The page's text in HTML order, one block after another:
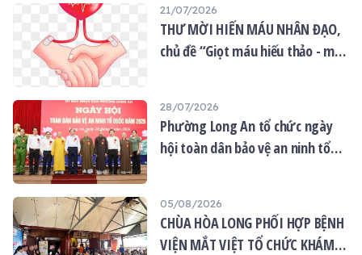
thiêng và cao quý. Hương
hoa, lễ phẩm được bày
biện tươm tất, tạo nên
21/07/2026
THƯ MỜI HIẾN MÁU NHÂN ĐẠO,
chủ đề “Giọt máu hiếu thảo - mùa
28/07/2026
Phường Long An tổ chức ngày
hội toàn dân bảo vệ an ninh tổ
05/08/2026
CHÙA HÒA LONG PHỐI HỢP BỆNH
VIỆN MẮT VIỆT TỔ CHỨC KHÁM